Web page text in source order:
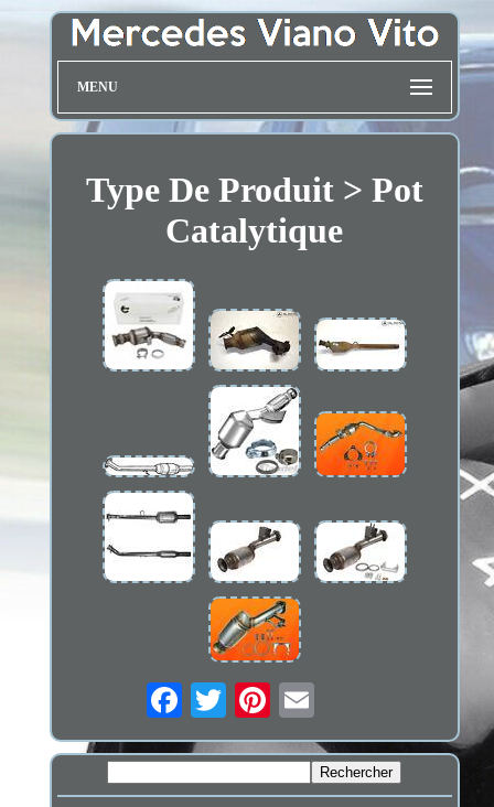
MENU
Type De Produit > Pot
Catalytique